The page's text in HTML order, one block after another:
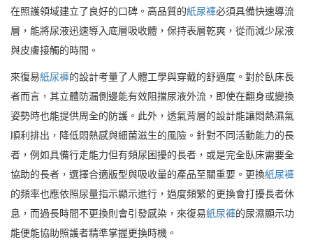
在照護領域建立了良好的口碑。高品質的紙尿褲必須具備快速導流
層，能將尿液迅速導入底層吸收體，保持表層乾爽，從而減少尿液
與皮膚接觸的時間。
來復易紙尿褲的設計考量了人體工學與穿戴的舒適度。對於臥床長
者而言，其立體防漏側邊能有效阻擋尿液外流，即使在翻身或變換
姿勢時也能提供周全的防護。此外，透氣背層的設計能讓悶熱濕氣
順利排出，降低悶熱感與細菌滋生的風險。針對不同活動能力的長
者，例如具備行走能力但有頻尿困擾的長者，或是完全臥床需要全
協助的長者，選擇合適版型與吸收量的產品至關重要。更換紙尿褲
的頻率也應依照尿量指示顯示進行，過度頻繁的更換會打擾長者休
息，而過長時間不更換則會引發感染，來復易紙尿褲的尿濕顯示功
能便能協助照護者精準掌握更換時機。